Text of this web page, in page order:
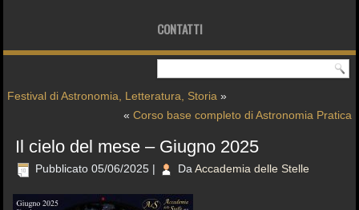
CONTATTI
Festival di Astronomia, Letteratura, Storia »
« Corso base completo di Astronomia Pratica
Il cielo del mese – Giugno 2025
Pubblicato 05/06/2025 | Da Accademia delle Stelle